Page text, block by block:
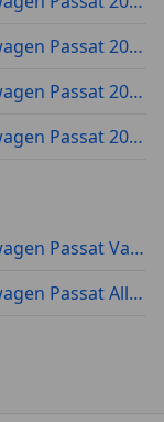
Volkswagen Passat 2015
Volkswagen Passat 2023
Volkswagen Passat 2013
Volkswagen Passat Variant
Volkswagen Passat Alltrack